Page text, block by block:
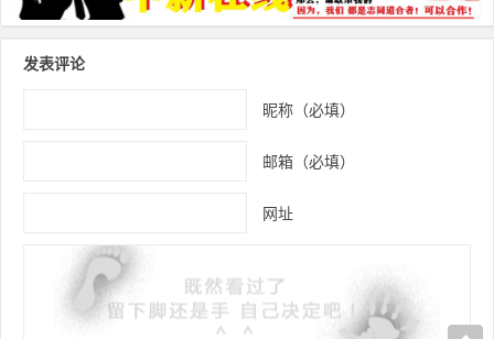
发表评论
昵称（必填）
邮箱（必填）
网址